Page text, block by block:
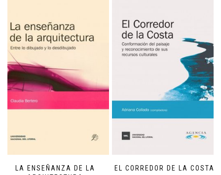
LA ENSEÑANZA DE LA
EL CORREDOR DE LA COSTA.